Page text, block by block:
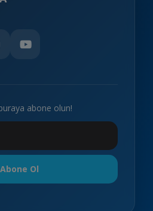
abone olun!
Abone Ol